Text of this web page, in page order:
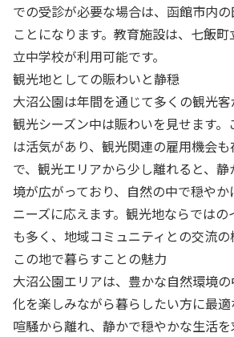
での受診が必要な場合は、函館市内
ことになります。教育施設は、七飯
立中学校が利用可能です。
観光地としての賑わいと静穏
大沼公園は年間を通じて多くの観光
観光シーズン中は賑わいを見せます
は活気があり、観光関連の雇用機会
で、観光エリアから少し離れると、
境が広がっており、自然の中で穏や
ニーズに応えます。観光地ならでは
も多く、地域コミュニティとの交流の
この地で暮らすことの魅力
大沼公園エリアは、豊かな自然環境
化を楽しみながら暮らしたい方に最
喧騒から離れ、静かで穏やかな生活